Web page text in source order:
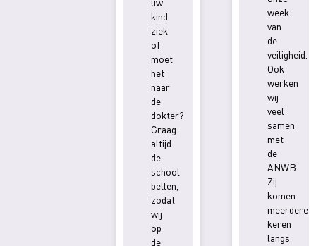
kind
ziek
of
moet
het
naar
de
dokter?
Graag
altijd
de
school
bellen,
zodat
wij
op
de
week
van
de
veiligheid.
Ook
werken
wij
veel
samen
met
de
ANWB.
Zij
komen
meerdere
keren
langs